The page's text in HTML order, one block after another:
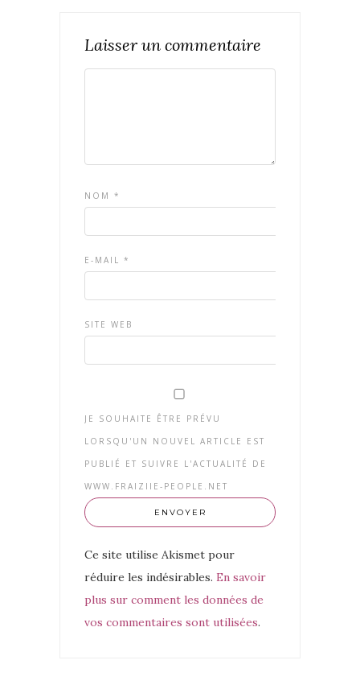
Laisser un commentaire
NOM *
E-MAIL *
SITE WEB
JE SOUHAITE ÊTRE PRÉVU
LORSQU'UN NOUVEL ARTICLE EST
PUBLIÉ ET SUIVRE L'ACTUALITÉ DE
WWW.FRAIZIIE-PEOPLE.NET
Ce site utilise Akismet pour
réduire les indésirables. En savoir
plus sur comment les données de
vos commentaires sont utilisées.